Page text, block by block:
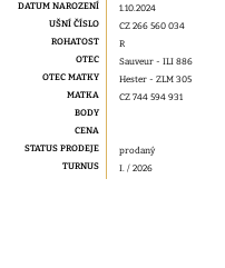
DATUM NAROZENÍ
UŠNÍ ČÍSLO
ROHATOST
OTEC
OTEC MATKY
MATKA
BODY
CENA
STATUS PRODEJE
TURNUS
1.10.2024
CZ 266 560 034
R
Sauveur - ILI 886
Hester - ZLM 305
CZ 744 594 931
prodaný
I. / 2026